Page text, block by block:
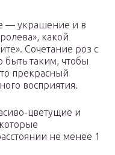
— украшение и в
какой
Сочетание роз с
быть таким, чтобы
прекрасный
восприятия.
цветущие и
не менее 1